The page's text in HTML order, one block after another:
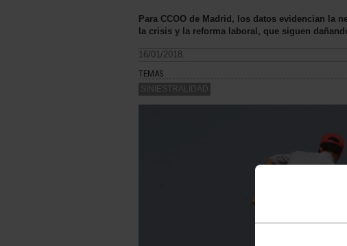
Para CCOO de Madrid, los datos evidencian la
la crisis y la reforma laboral, que siguen
16/01/2018.
TEMAS
SINIESTRALIDAD